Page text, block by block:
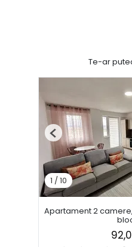
Te-ar
1 / 10
Previous
Apartament 2